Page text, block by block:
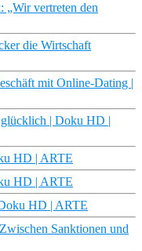
„Wir vertreten den
die Wirtschaft
mit Online-Dating |
| Doku HD |
HD | ARTE
HD | ARTE
HD | ARTE
Sanktionen und